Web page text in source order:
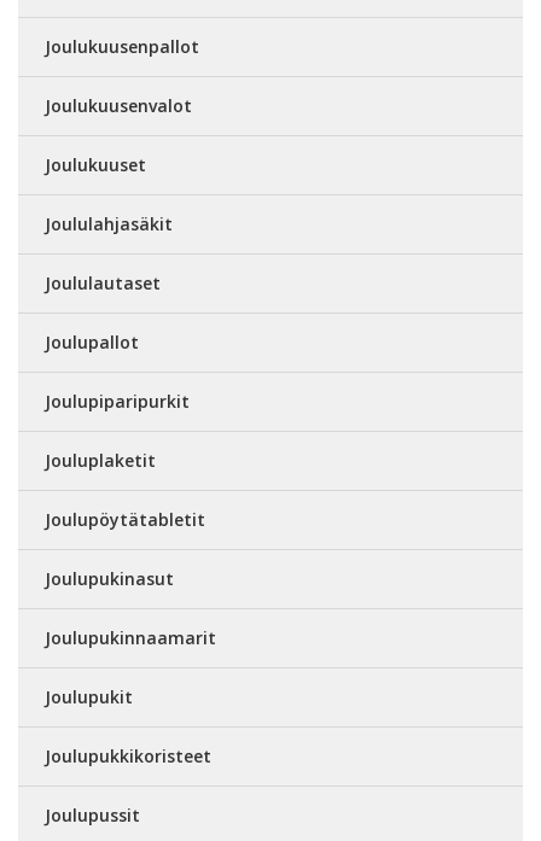
Joulukuusenpallot
Joulukuusenvalot
Joulukuuset
Joululahjasäkit
Joululautaset
Joulupallot
Joulupiparipurkit
Jouluplaketit
Joulupöytätabletit
Joulupukinasut
Joulupukinnaamarit
Joulupukit
Joulupukkikoristeet
Joulupussit